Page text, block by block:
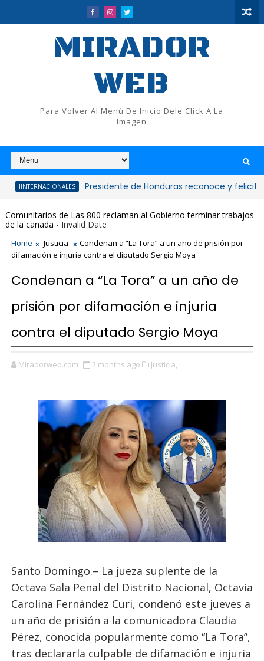
MIRADOR
WEB
Para Volver Al Menù De Inicio Dele Click A La
Imagen
Presidente de Honduras reconoce y felicita al
Comunitarios de Las 800 reclaman al Gobierno terminar trabajos
de la cañada - Invalid Date
Home Justicia
Condenan a “La Tora” a un año de prisión por
difamación e injuria contra el diputado Sergio Moya
Condenan a “La Tora” a un año de
prisión por difamación e injuria
contra el diputado Sergio Moya
Miradorweb.com 2 months ago Justicia,
Santo Domingo.– La jueza suplente de la
Octava Sala Penal del Distrito Nacional, Octavia
Carolina Fernández Curi, condenó este jueves a
un año de prisión a la comunicadora Claudia
Pérez, conocida popularmente como “La Tora”,
tras declararla culpable de difamación e injuria